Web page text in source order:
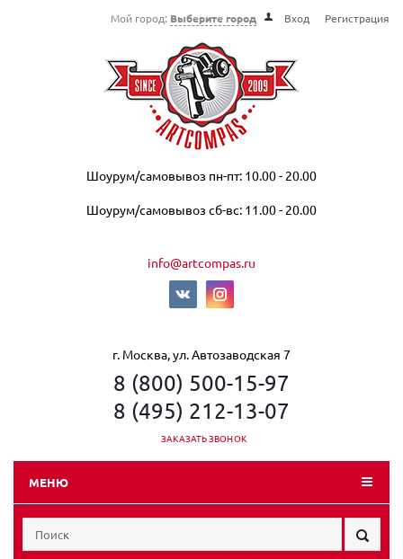
Мой город: Выберите город Вход Регистрация
Шоурум/самовывоз пн-пт: 10.00 - 20.00
Шоурум/самовывоз сб-вс: 11.00 - 20.00
info@artcompas.ru
г. Москва, ул. Автозаводская 7
8 (800) 500-15-97
8 (495) 212-13-07
ЗАКАЗАТЬ ЗВОНОК
МЕНЮ